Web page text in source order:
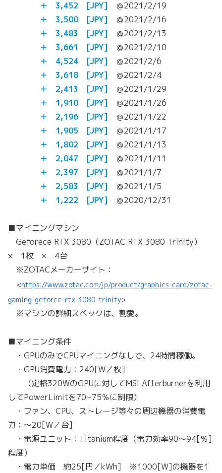
＋ 3,452 [JPY] ＠2021/2/19
＋ 3,500 [JPY] ＠2021/2/16
＋ 3,483 [JPY] ＠2021/2/13
＋ 3,661 [JPY] ＠2021/2/10
＋ 4,524 [JPY] ＠2021/2/6
＋ 3,618 [JPY] ＠2021/2/4
＋ 2,413 [JPY] ＠2021/1/29
＋ 1,910 [JPY] ＠2021/1/26
＋ 2,196 [JPY] ＠2021/1/22
＋ 1,905 [JPY] ＠2021/1/17
＋ 1,802 [JPY] ＠2021/1/13
＋ 2,047 [JPY] ＠2021/1/11
＋ 2,397 [JPY] ＠2021/1/7
＋ 2,583 [JPY] ＠2021/1/5
＋ 1,222 [JPY] ＠2020/12/31
■マイニングマシン
Geforece RTX 3080（ZOTAC RTX 3080 Trinity）
× 1枚 × 4台
※ZOTACメーカーサイト：
<https://www.zotac.com/jp/product/graphics_card/zotac-
gaming-geforce-rtx-3080-trinity>
※マシンの詳細スペックは、割愛。
■マイニング条件
・GPUのみでCPUマイニングなしで、24時間稼働。
・GPU消費電力：240[W／枚]
（定格320WのGPUに対してMSI Afterburnerを利用
してPowerLimitを70~75％に制限）
・ファン、CPU、ストレージ等々の周辺機器の消費電
力：～20[W／台]
・電源ユニット：Titanium程度（電力効率90～94[％]
程度）
・電力単価 約25[円／kWh] ※1000[W]の機器を1